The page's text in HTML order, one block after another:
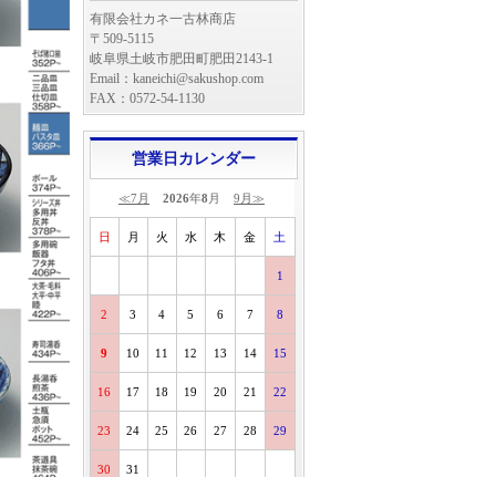
有限会社カネ一古林商店
〒509-5115
岐阜県土岐市肥田町肥田2143-1
Email：kaneichi@sakushop.com
FAX：0572-54-1130
営業日カレンダー
≪7月 2026年8 月 9月≫
日 月 火 水 木 金 土
1
2 3 4 5 6 7 8
9 10 11 12 13 14 15
16 17 18 19 20 21 22
23 24 25 26 27 28 29
30 31